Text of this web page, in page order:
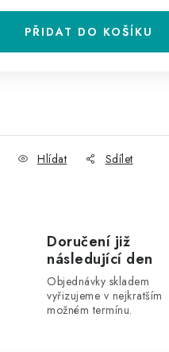
PŘIDAT DO KOŠÍKU
Hlídat Sdílet
Doručení již
následující den
Objednávky skladem
vyřizujeme v nejkratším
možném termínu.